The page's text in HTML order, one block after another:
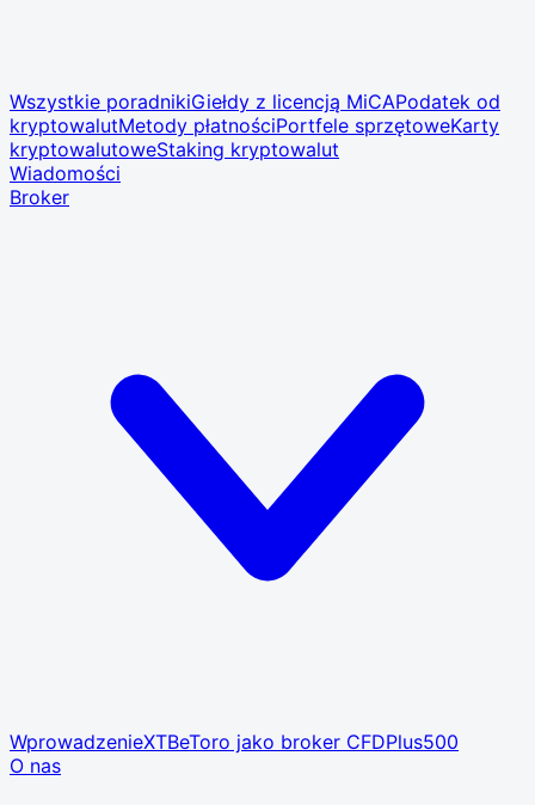
Wszystkie poradnikiGiełdy z licencją MiCAPodatek od
kryptowalutMetody płatnościPortfele sprzętoweKarty
kryptowalutoweStaking kryptowalut
Wiadomości
Broker
WprowadzenieXTBeToro jako broker CFDPlus500
O nas